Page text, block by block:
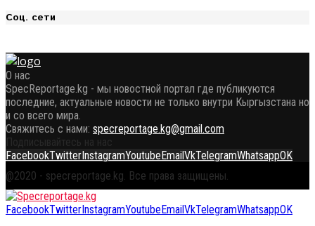
Соц. сети
О нас
SpecReportage.kg - мы новостной портал где публикуются
последние, актуальные новости не только внутри Кыргызстана но
и со всего мира.
Свяжитесь с нами: specreportage.kg@gmail.com
Подписывайтесь на нас
FacebookTwitterInstagramYoutubeEmailVkTelegramWhatsappOK
@2020 - specreportage.kg. Все права защищены.
FacebookTwitterInstagramYoutubeEmailVkTelegramWhatsappOK